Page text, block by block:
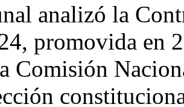
analizó la
promovida en
Comisión